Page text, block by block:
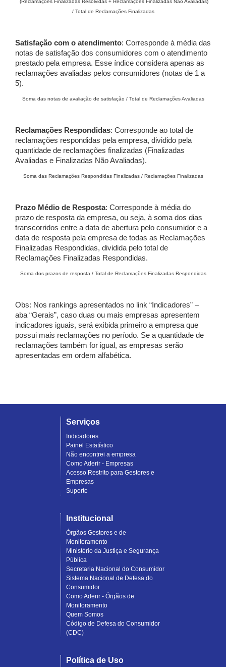
(Reclamações Finalizadas Resolvidas + Reclamações Finalizadas Não Avaliadas)
/ Total de Reclamações Finalizadas
Satisfação com o atendimento: Corresponde à média das
notas de satisfação dos consumidores com o atendimento
prestado pela empresa. Esse índice considera apenas as
reclamações avaliadas pelos consumidores (notas de 1 a
5).
Soma das notas de avaliação de satisfação / Total de Reclamações Avaliadas
Reclamações Respondidas: Corresponde ao total de
reclamações respondidas pela empresa, dividido pela
quantidade de reclamações finalizadas (Finalizadas
Avaliadas e Finalizadas Não Avaliadas).
Soma das Reclamações Respondidas Finalizadas / Reclamações Finalizadas
Prazo Médio de Resposta: Corresponde à média do
prazo de resposta da empresa, ou seja, à soma dos dias
transcorridos entre a data de abertura pelo consumidor e a
data de resposta pela empresa de todas as Reclamações
Finalizadas Respondidas, dividida pelo total de
Reclamações Finalizadas Respondidas.
Soma dos prazos de resposta / Total de Reclamações Finalizadas Respondidas
Obs: Nos rankings apresentados no link “Indicadores” –
aba “Gerais”, caso duas ou mais empresas apresentem
indicadores iguais, será exibida primeiro a empresa que
possui mais reclamações no período. Se a quantidade de
reclamações também for igual, as empresas serão
apresentadas em ordem alfabética.
Serviços
Indicadores
Painel Estatístico
Não encontrei a empresa
Como Aderir - Empresas
Acesso Restrito para Gestores e
Empresas
Suporte
Institucional
Órgãos Gestores e de
Monitoramento
Ministério da Justiça e Segurança
Pública
Secretaria Nacional do Consumidor
Sistema Nacional de Defesa do
Consumidor
Como Aderir - Órgãos de
Monitoramento
Quem Somos
Código de Defesa do Consumidor
(CDC)
Política de Uso